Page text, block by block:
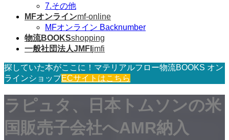
7.その他
MFオンラインmf-online
MFオンライン Backnumber
物流BOOKSshopping
一般社団法人JMFI jmfi
探していた本がここに！マテリアルフロー物流BOOKS オン
ラインショップECサイトはこちら
ラピュタ、日本トムソンの米
国販売子会社へAMR納入